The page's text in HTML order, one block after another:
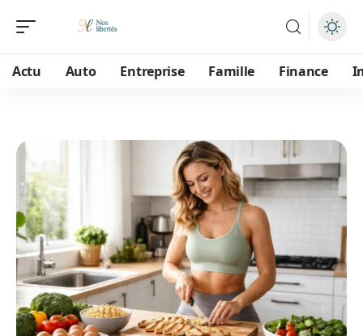
Actu Auto Entreprise Famille Finance